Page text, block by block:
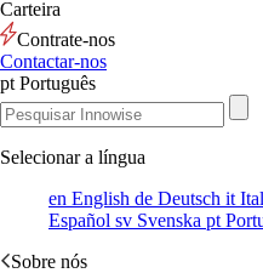
Carteira
Contrate-nos
Contactar-nos
pt Português
Selecionar a língua
en English de Deutsch it
Español sv Svenska pt
Sobre nós